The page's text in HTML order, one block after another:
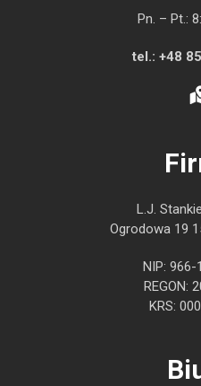
Pn. – Pt.:
tel.: +48
L.J.
Ogrodowa 19
NIP:
REGON:
KRS: